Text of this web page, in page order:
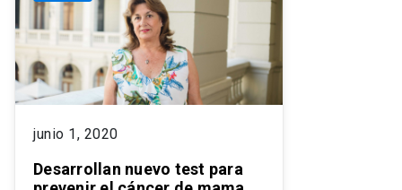
junio 1, 2020
Desarrollan nuevo test para